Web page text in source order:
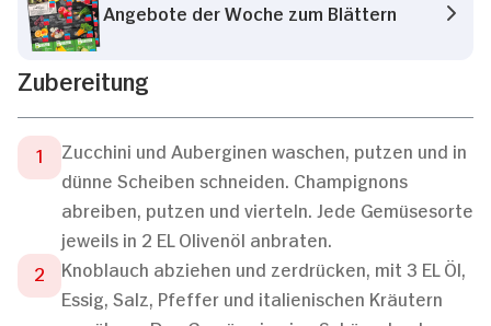
Angebote der Woche zum Blättern
Zubereitung
Zucchini und Auberginen waschen, putzen und in
dünne Scheiben schneiden. Champignons
abreiben, putzen und vierteln. Jede Gemüsesorte
jeweils in 2 EL Olivenöl anbraten.
Knoblauch abziehen und zerdrücken, mit 3 EL Öl,
Essig, Salz, Pfeffer und italienischen Kräutern